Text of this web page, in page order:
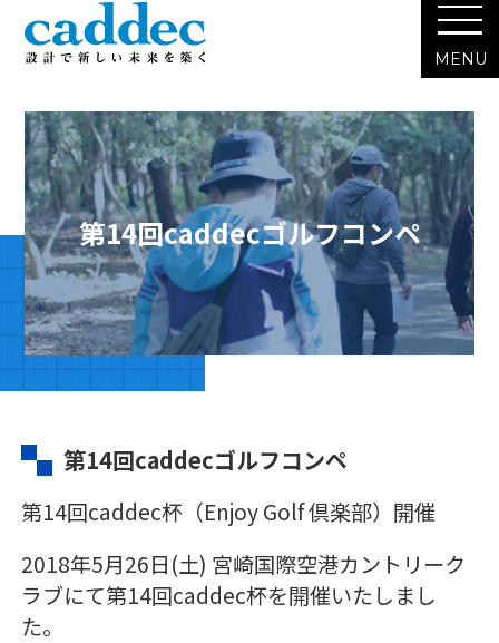
第14回caddecゴルフコンペ
第14回caddecゴルフコンペ
第14回caddec杯（Enjoy Golf 倶楽部）開催
2018年5月26日(土) 宮崎国際空港カントリーク
ラブにて第14回caddec杯を開催いたしまし
た。